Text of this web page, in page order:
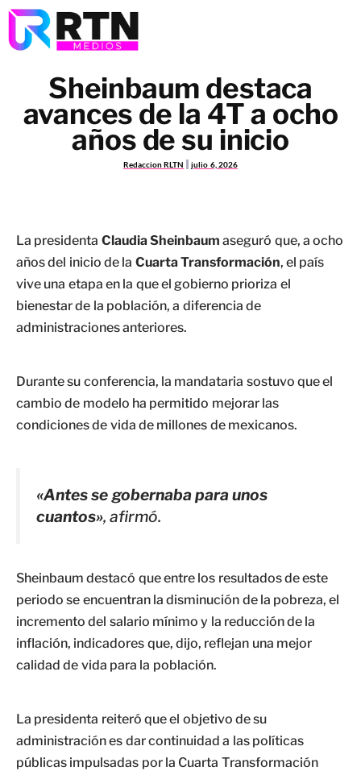
Sheinbaum destaca
avances de la 4T a ocho
años de su inicio
Redaccion RLTN julio 6, 2026
La presidenta Claudia Sheinbaum aseguró que, a ocho
años del inicio de la Cuarta Transformación, el país
vive una etapa en la que el gobierno prioriza el
bienestar de la población, a diferencia de
administraciones anteriores.
Durante su conferencia, la mandataria sostuvo que el
cambio de modelo ha permitido mejorar las
condiciones de vida de millones de mexicanos.
«Antes se gobernaba para unos
cuantos», afirmó.
Sheinbaum destacó que entre los resultados de este
periodo se encuentran la disminución de la pobreza, el
incremento del salario mínimo y la reducción de la
inflación, indicadores que, dijo, reflejan una mejor
calidad de vida para la población.
La presidenta reiteró que el objetivo de su
administración es dar continuidad a las políticas
públicas impulsadas por la Cuarta Transformación